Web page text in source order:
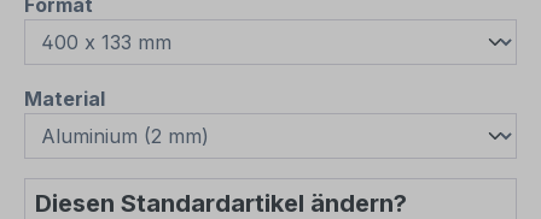
Format
Materialauswählen
Diesen Standardartikel ändern?